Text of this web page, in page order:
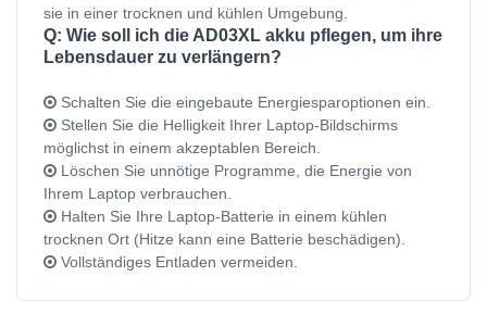
sie in einer trocknen und kühlen Umgebung.
Q: Wie soll ich die AD03XL akku pflegen, um ihre
Lebensdauer zu verlängern?
Schalten Sie die eingebaute Energiesparoptionen ein.
Stellen Sie die Helligkeit Ihrer Laptop-Bildschirms
möglichst in einem akzeptablen Bereich.
Löschen Sie unnötige Programme, die Energie von
Ihrem Laptop verbrauchen.
Halten Sie Ihre Laptop-Batterie in einem kühlen
trocknen Ort (Hitze kann eine Batterie beschädigen).
Vollständiges Entladen vermeiden.